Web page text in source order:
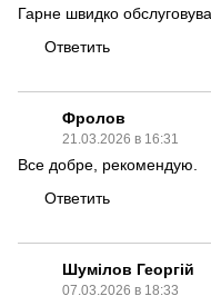
Гарне швидко
Ответить
Фролов
21.03.2026 в 16:31
Все добре, рекомендую.
Ответить
Шумілов Георгій
07.03.2026 в 18:33